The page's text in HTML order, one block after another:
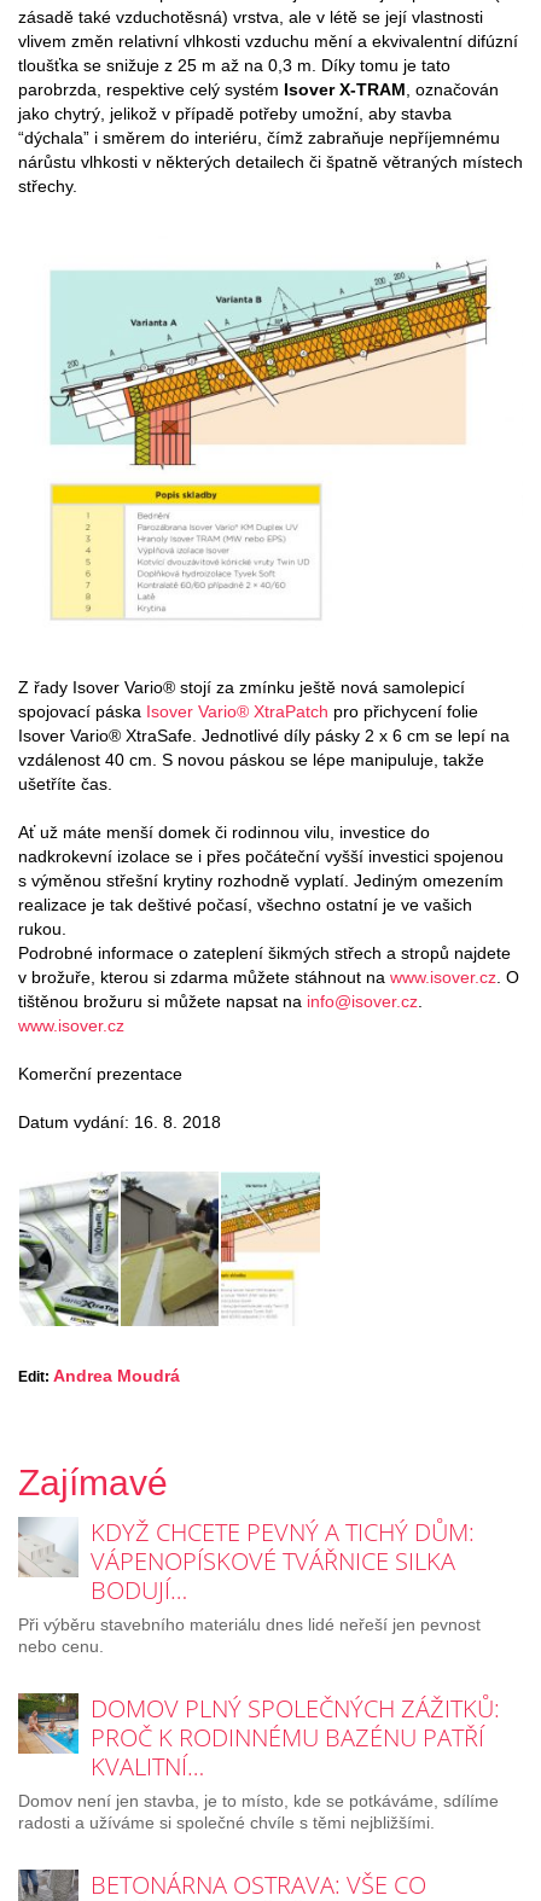
zásadě také vzduchotěsná) vrstva, ale v létě se její vlastnosti
vlivem změn relativní vlhkosti vzduchu mění a ekvivalentní difúzní
tloušťka se snižuje z 25 m až na 0,3 m. Díky tomu je tato
parobrzda, respektive celý systém Isover X-TRAM , označován
jako chytrý, jelikož v případě potřeby umožní, aby stavba
“dýchala” i směrem do interiéru, čímž zabraňuje nepříjemnému
nárůstu vlhkosti v některých detailech či špatně větraných místech
střechy.
Z řady Isover Vario® stojí za zmínku ještě nová samolepicí
spojovací páska Isover Vario® XtraPatch pro přichycení folie
Isover Vario® XtraSafe. Jednotlivé díly pásky 2 x 6 cm se lepí na
vzdálenost 40 cm. S novou páskou se lépe manipuluje, takže
ušetříte čas.
Ať už máte menší domek či rodinnou vilu, investice do
nadkrokevní izolace se i přes počáteční vyšší investici spojenou
s výměnou střešní krytiny rozhodně vyplatí. Jediným omezením
realizace je tak deštivé počasí, všechno ostatní je ve vašich
rukou.
Podrobné informace o zateplení šikmých střech a stropů najdete
v brožuře, kterou si zdarma můžete stáhnout na www.isover.cz. O
tištěnou brožuru si můžete napsat na info@isover.cz.
www.isover.cz
Komerční prezentace
Datum vydání: 16. 8. 2018
Edit: Andrea Moudrá
Zajímavé
KDYŽ CHCETE PEVNÝ A TICHÝ DŮM:
VÁPENOPÍSKOVÉ TVÁŘNICE SILKA
BODUJÍ…
Při výběru stavebního materiálu dnes lidé neřeší jen pevnost
nebo cenu.
DOMOV PLNÝ SPOLEČNÝCH ZÁŽITKŮ:
PROČ K RODINNÉMU BAZÉNU PATŘÍ
KVALITNÍ…
Domov není jen stavba, je to místo, kde se potkáváme, sdílíme
radosti a užíváme si společné chvíle s těmi nejbližšími.
BETONÁRNA OSTRAVA: VŠE CO